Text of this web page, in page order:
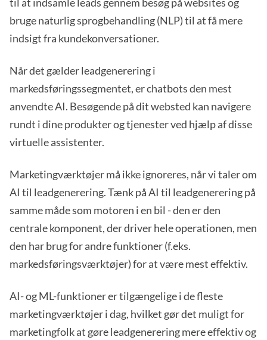
bruge naturlig sprogbehandling (NLP) til at få mere
indsigt fra kundekonversationer.
Når det gælder leadgenerering i
markedsføringssegmentet, er chatbots den mest
anvendte AI. Besøgende på dit websted kan navigere
rundt i dine produkter og tjenester ved hjælp af disse
virtuelle assistenter.
Marketingværktøjer må ikke ignoreres, når vi taler om
AI til leadgenerering. Tænk på AI til leadgenerering på
samme måde som motoren i en bil - den er den
centrale komponent, der driver hele operationen, men
den har brug for andre funktioner (f.eks.
markedsføringsværktøjer) for at være mest effektiv.
AI- og ML-funktioner er tilgængelige i de fleste
marketingværktøjer i dag, hvilket gør det muligt for
marketingfolk at gøre leadgenerering mere effektiv og